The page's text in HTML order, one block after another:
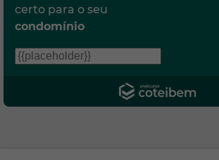
certo para o seu
condomínio